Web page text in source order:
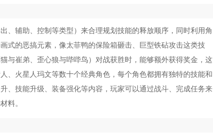
、辅助、控制等类型）来合理规划技能的释放顺序，同时利用角
式的恶搞元素，像太菲鸭的保险箱砸击、巨型铁砧攻击这类技
与崔弟、歪心狼与哔哔鸟）对战获胜时，能够额外获得奖金，这
、火星人玛文等数十个经典角色，每个角色都拥有独特的技能和
、技能升级、装备强化等内容，玩家可以通过战斗、完成任务来
料。